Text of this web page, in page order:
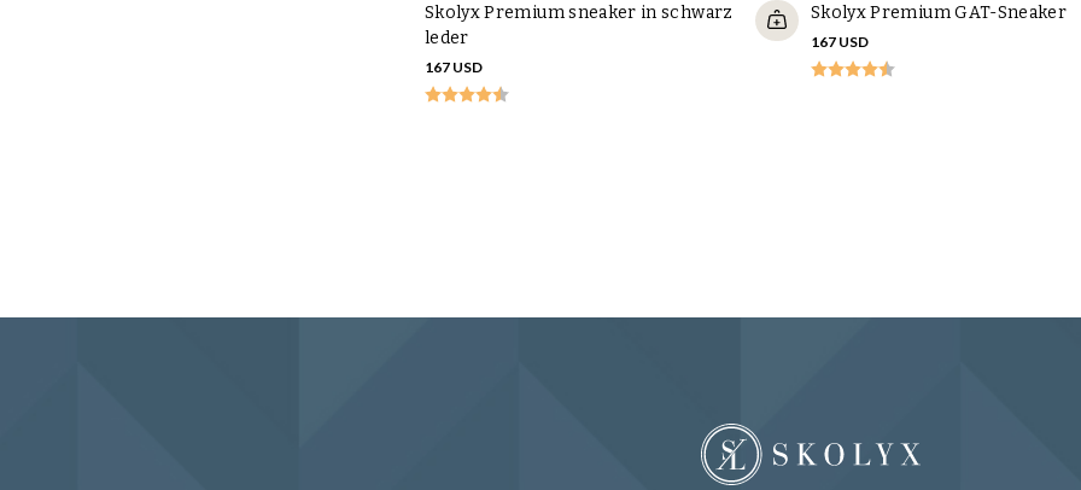
Skolyx Premium sneaker in schwarz
leder
167 USD
Skolyx Premium GAT-Sneaker
167 USD